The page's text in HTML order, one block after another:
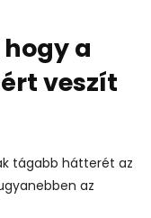
a
veszít
tágabb hátterét az
az